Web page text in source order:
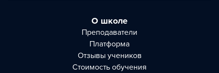
О школе
Преподаватели
Платформа
Отзывы учеников
Стоимость обучения